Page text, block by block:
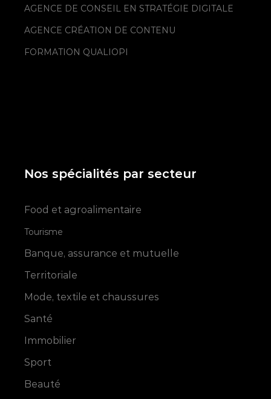
Nos spécialités par secteur
Food et agroalimentaire
Tourisme
Banque, assurance et mutuelle
Territoriale
Mode, textile et chaussures
Santé
Immobilier
Sport
Beauté
AGENCE DE CONSEIL EN STRATÉGIE DIGITALE
AGENCE CRÉATION DE CONTENU
FORMATION QUALIOPI